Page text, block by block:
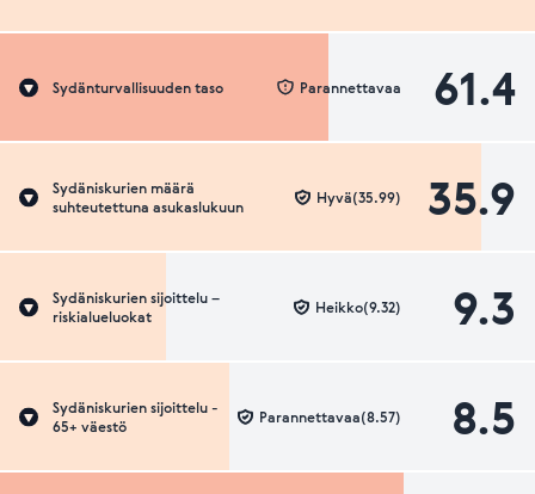
Sydänturvallisuuden taso 61.4
Parannettavaa
Sydäniskurien määrä
suhteutettuna asukaslukuun
35.9
Hyvä(35.99)
Sydäniskurien sijoittelu –
riskialueluokat
9.3
Heikko(9.32)
Sydäniskurien sijoittelu -
65+ väestö
8.5
Parannettavaa(8.57)